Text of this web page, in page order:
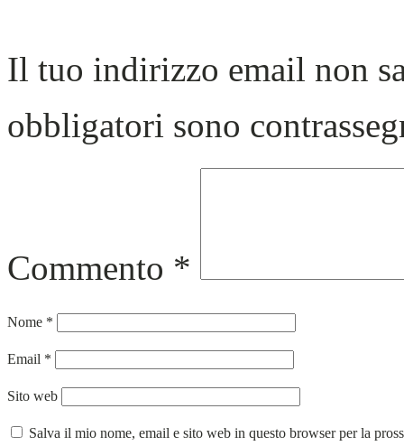
Il tuo indirizzo email non
obbligatori sono
Commento *
Nome *
Email *
Sito web
Salva il mio nome, email e sito web in questo browser per la